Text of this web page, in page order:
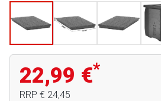
22,99 €*
RRP € 24,45